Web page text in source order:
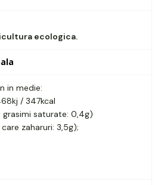
ecologica.
in medie:
/ 347kcal
grasimi saturate: 0,4g)
zaharuri: 3,5g);